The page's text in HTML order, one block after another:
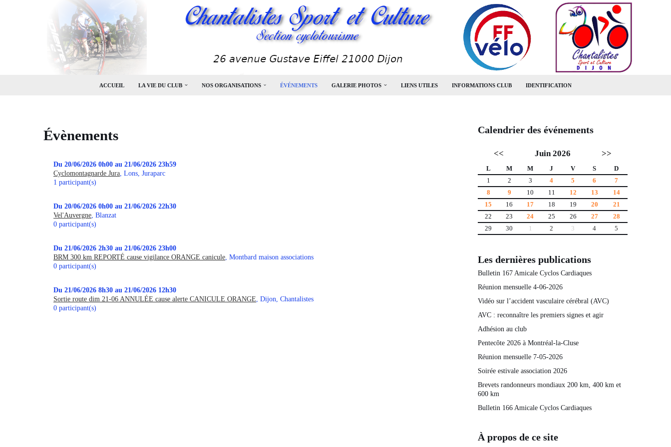
ACCUEIL LA VIE DU CLUB NOS ORGANISATIONS ÉVÉNEMENTS GALERIE PHOTOS LIENS UTILES INFORMATIONS CLUB IDENTIFICATION
Évènements
Du 20/06/2026 0h00 au 21/06/2026 23h59
Cyclomontagnarde Jura, Lons, Juraparc
1 participant(s)
Du 20/06/2026 0h00 au 21/06/2026 22h30
Vel'Auvergne, Blanzat
0 participant(s)
Du 21/06/2026 2h30 au 21/06/2026 23h00
BRM 300 km REPORTÉ cause vigilance ORANGE canicule, Montbard maison associations
0 participant(s)
Du 21/06/2026 8h30 au 21/06/2026 12h30
Sortie route dim 21-06 ANNULÉE cause alerte CANICULE ORANGE, Dijon, Chantalistes
0 participant(s)
Calendrier des événements
<< Juin 2026 >>
L M M J V S
D
1
2 3 4 5 6
7
8
9 10 11 12 13
14
15
16 17 18 19 20
21
22
23 24 25 26 27
28
29
30 1 2 3 4 5
Les dernières publications
Bulletin 167 Amicale Cyclos Cardiaques
Réunion mensuelle 4-06-2026
Vidéo sur l’accident vasculaire cérébral (AVC)
AVC : reconnaître les premiers signes et agir
Adhésion au club
Pentecôte 2026 à Montréal-la-Cluse
Réunion mensuelle 7-05-2026
Soirée estivale association 2026
Brevets randonneurs mondiaux 200 km, 400 km et
600 km
Bulletin 166 Amicale Cyclos Cardiaques
À propos de ce site